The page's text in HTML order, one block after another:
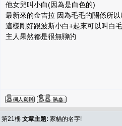
他女兒叫小白(因為是白色的)
最新來的金吉拉 因為毛毛的關係所
這樣剛好跟波斯小白+起來可以叫白
主人果然都是很無聊的
第21樓 文章主題: 家貓的名字!